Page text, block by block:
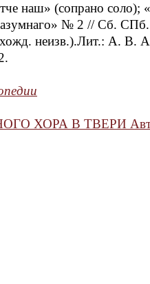
наш» (сопрано
№ 2 // Сб.
неизв.).Лит.: А.
ХОРА В ТВЕРИ